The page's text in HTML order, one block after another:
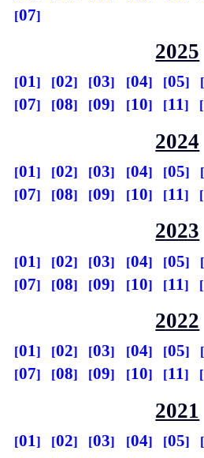
07
2025
01 02 03 04 05
07
08 09 10 11
2024
01 02 03 04 05
07
08 09 10 11
2023
01 02 03 04 05
07
08 09 10 11
2022
01 02 03 04 05
07
08 09 10 11
2021
01 02 03 04 05